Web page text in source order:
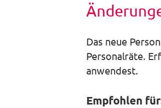
Das neue
Personalräte.
anwendest.
Empfohlen